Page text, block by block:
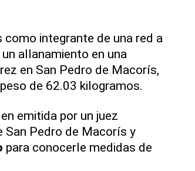
integrante de una red a
allanamiento en una
en San Pedro de Macorís,
de 62.03 kilogramos.
emitida por un juez
San Pedro de Macorís y
para conocerle medidas de